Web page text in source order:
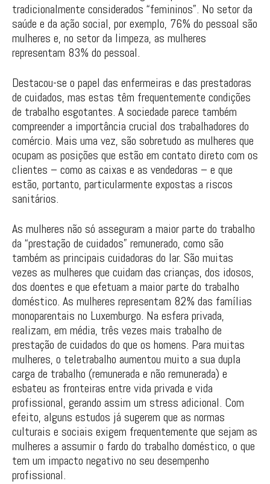
tradicionalmente considerados “femininos”. No setor da
saúde e da ação social, por exemplo, 76% do pessoal são
mulheres e, no setor da limpeza, as mulheres
representam 83% do pessoal.
Destacou-se o papel das enfermeiras e das prestadoras
de cuidados, mas estas têm frequentemente condições
de trabalho esgotantes. A sociedade parece também
compreender a importância crucial dos trabalhadores do
comércio. Mais uma vez, são sobretudo as mulheres que
ocupam as posições que estão em contato direto com os
clientes – como as caixas e as vendedoras – e que
estão, portanto, particularmente expostas a riscos
sanitários.
As mulheres não só asseguram a maior parte do trabalho
da “prestação de cuidados” remunerado, como são
também as principais cuidadoras do lar. São muitas
vezes as mulheres que cuidam das crianças, dos idosos,
dos doentes e que efetuam a maior parte do trabalho
doméstico. As mulheres representam 82% das famílias
monoparentais no Luxemburgo. Na esfera privada,
realizam, em média, três vezes mais trabalho de
prestação de cuidados do que os homens. Para muitas
mulheres, o teletrabalho aumentou muito a sua dupla
carga de trabalho (remunerada e não remunerada) e
esbateu as fronteiras entre vida privada e vida
profissional, gerando assim um stress adicional. Com
efeito, alguns estudos já sugerem que as normas
culturais e sociais exigem frequentemente que sejam as
mulheres a assumir o fardo do trabalho doméstico, o que
tem um impacto negativo no seu desempenho
profissional.